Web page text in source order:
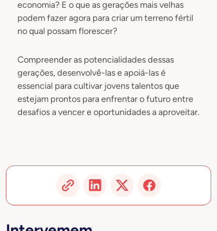
economia? E o que as gerações mais velhas
podem fazer agora para criar um terreno fértil
no qual possam florescer?
Compreender as potencialidades dessas
gerações, desenvolvê-las e apoiá-las é
essencial para cultivar jovens talentos que
estejam prontos para enfrentar o futuro entre
desafios a vencer e oportunidades a aproveitar.